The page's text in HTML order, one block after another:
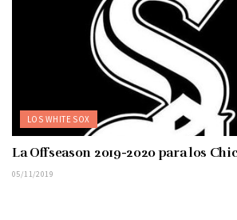
LOS WHITE SOX
La Offseason 2019-2020 para los
05/11/2019